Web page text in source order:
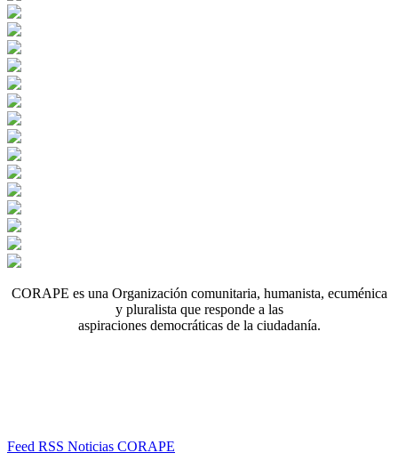
CORAPE es una Organización comunitaria, humanista, ecuménica
y pluralista que responde a las
aspiraciones democráticas de la ciudadanía.
Feed RSS Noticias CORAPE